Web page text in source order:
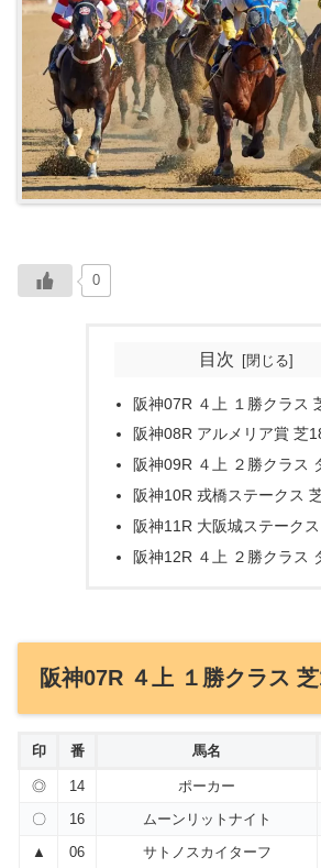
0
目次
阪神07R ４上 １勝クラス
阪神08R アルメリア賞 芝
阪神09R ４上 ２勝クラス
阪神10R 戎橋ステークス
阪神11R 大阪城ステーク
阪神12R ４上 ２勝クラス
阪神07R ４上 １勝クラス
印 番 馬名
◎ 14 ポーカー
〇
16 ムーンリットナイト
▲
06 サトノスカイターフ